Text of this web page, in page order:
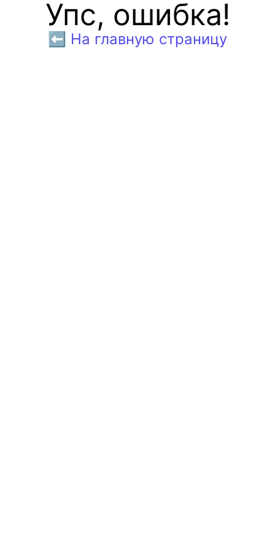
Упс, ошибка!
⬅️ На главную страницу